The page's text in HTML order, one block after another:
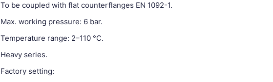
To be coupled with flat counterflanges EN 1092-1.
Max. working pressure: 6 bar.
Temperature range: 2–110 °C.
Heavy series.
Factory setting: